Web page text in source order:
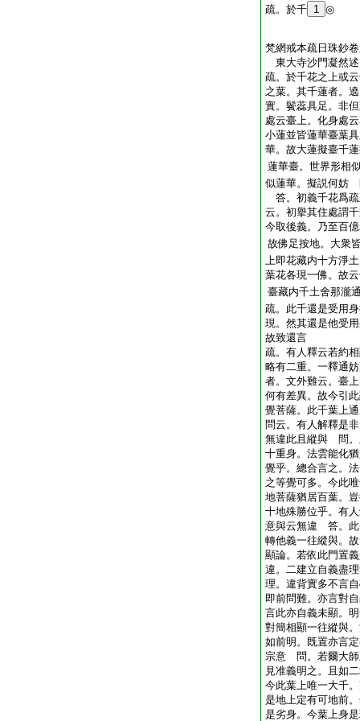
疏。於千 1 ◎
梵網戒本疏日珠鈔
東大寺沙門凝然
疏。於千花之上或
之葉。其千蓮者。
實。鬢蕊具足。非
處云臺上。化身處
小蓮並皆蓮華臺葉
華。故大蓮擬臺千
蓮華臺。世界形相
似蓮華。擬説何妨
答。初義千花爲
云。初擧其住處謂
今取後義。乃至百
故佛足按地。大衆
上即花藏内十方淨
葉花各現一佛。故
臺藏内千土舍那瀧
疏。此千還是受用
現。然其還是他受
故致還言
疏。有人釋云若約
略有二重。一釋通
者。文外難云。臺
何有差異。故今引
覺菩薩。此千葉上
問云。有人解釋是
無違此且縱與 問。
十重身。法雲能化
覺乎。總合言之。
之等覺可多。今此
地菩薩猶居百葉。
十地殊勝位乎。有
意與云無違 答。此
轉他義一往縱與。
顯論。若依此門置
違。二建立自義盡
理。違背實多不言
即前問難。亦言對
言此亦自義未顯。
對簡相顯一往縱與
如前明。既置亦言
宗意 問。若爾大
見准義明之。且如
今此葉上唯一大千
是地上定有可地前
是劣身。今葉上身